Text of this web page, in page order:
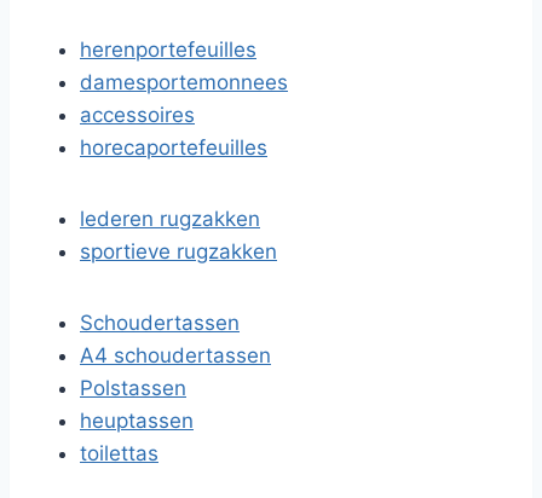
herenportefeuilles
damesportemonnees
accessoires
horecaportefeuilles
lederen rugzakken
sportieve rugzakken
Schoudertassen
A4 schoudertassen
Polstassen
heuptassen
toilettas